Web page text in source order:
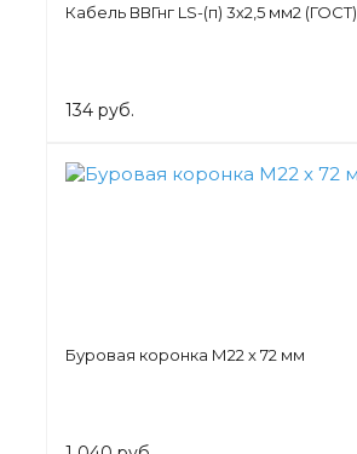
Кабель ВВГнг LS-(п) 3х2,5 мм2 (ГОСТ)
134 руб.
Буровая коронка М22 х 72 мм